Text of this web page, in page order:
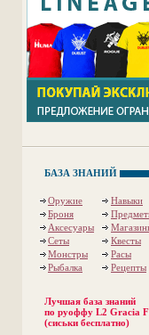
БАЗА ЗНАНИЙ
Оружие
Навыки
Броня
Аксесуары
Сеты
Квесты
Монстры
Расы
Рыбалка
Рецепты
Лучшая база знаний
по руоффу L2 Gracia
(сиськи бесплатно)